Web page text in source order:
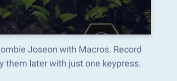
Joseon with Macros. Record
them later with just one keypress.